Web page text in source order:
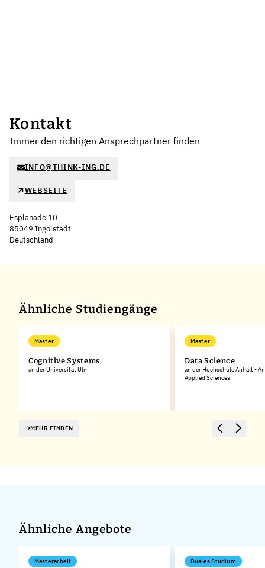
Kontakt
Immer den richtigen Ansprechpartner finden
INFO@THINK-ING.DE
WEBSEITE
Esplanade 10
85049 Ingolstadt
Deutschland
Ähnliche Studiengänge
Master
Cognitive Systems
an der Universität Ulm
Master
Data Science
an der Hochschule Anhalt -
Applied Sciences
MEHR FINDEN
Ähnliche Angebote
Masterarbeit Duales Studium